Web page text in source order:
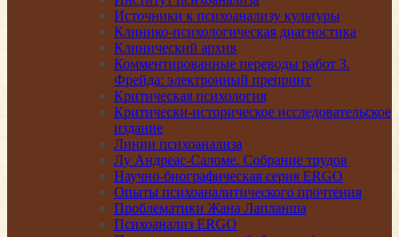
Источники к психоанализу культуры
Клинико-психологическая диагностика
Клинический архив
Комментированные переводы работ З.
Фрейда: электронный препринт
Критическая психология
Критически-историческое исследовательское
издание
Линии психоанализа
Лу Андреас-Саломе. Собрание трудов
Научно-биографическая серия ERGO
Опыты психоаналитического прочтения
Проблематики Жана Лапланша
Психоанализ ERGO